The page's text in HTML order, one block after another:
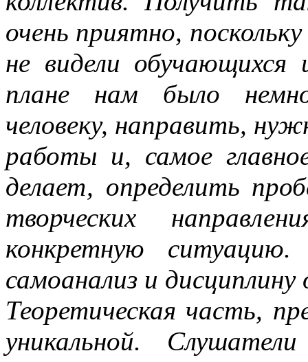
очень приятно,
не видели
плане нам было
человеку, направить,
работы и, самое
делает, определить
творческих
конкретную ситуацию.
самоанализ и
Теоретическая часть,
уникальной.